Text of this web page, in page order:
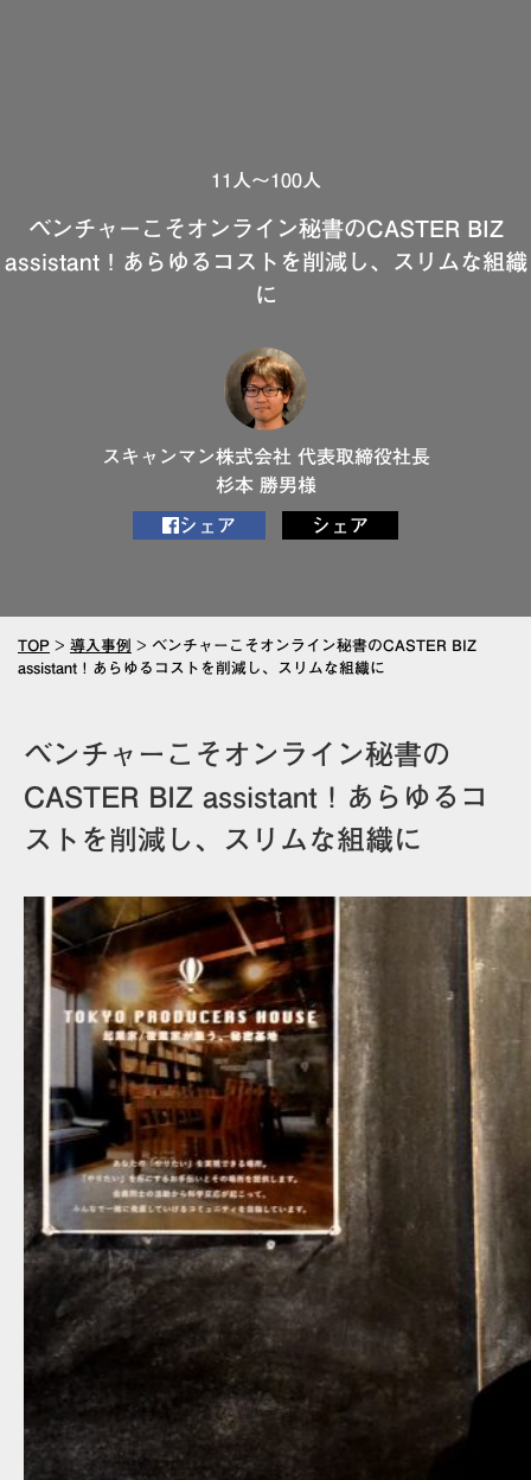
11人～100人
ベンチャーこそオンライン秘書のCASTER BIZ
assistant！あらゆるコストを削減し、スリムな組織
に
スキャンマン株式会社 代表取締役社長
杉本 勝男様
シェア シェア
TOP > 導入事例 > ベンチャーこそオンライン秘書のCASTER BIZ
assistant！あらゆるコストを削減し、スリムな組織に
ベンチャーこそオンライン秘書の
CASTER BIZ assistant！あらゆるコ
ストを削減し、スリムな組織に